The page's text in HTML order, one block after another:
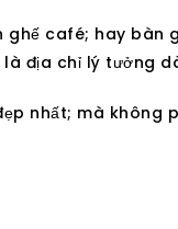
café; hay bàn
địa chỉ lý tưởng
nhất; mà không